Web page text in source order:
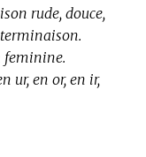
rude, douce,
feminine.
ur, en or, en ir,